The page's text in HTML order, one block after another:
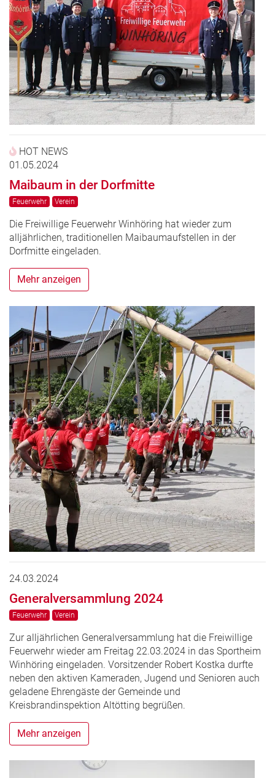
HOT NEWS
01.05.2024
Maibaum in der Dorfmitte
Feuerwehr Verein
Die Freiwillige Feuerwehr Winhöring hat wieder zum
alljährlichen, traditionellen Maibaumaufstellen in der
Dorfmitte eingeladen.
Mehr anzeigen
24.03.2024
Generalversammlung 2024
Feuerwehr Verein
Zur alljährlichen Generalversammlung hat die Freiwillige
Feuerwehr wieder am Freitag 22.03.2024 in das Sportheim
Winhöring eingeladen. Vorsitzender Robert Kostka durfte
neben den aktiven Kameraden, Jugend und Senioren auch
geladene Ehrengäste der Gemeinde und
Kreisbrandinspektion Altötting begrüßen.
Mehr anzeigen